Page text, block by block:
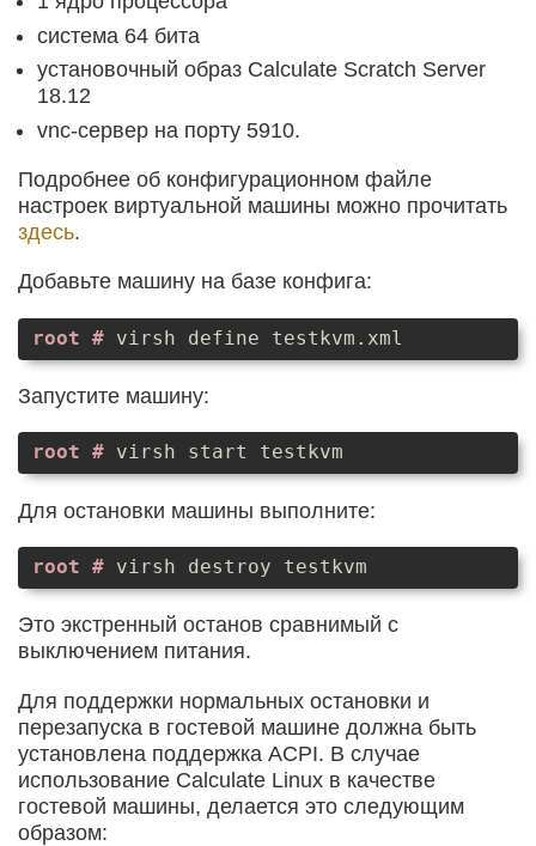
система 64 бита
установочный образ Calculate Scratch Server
18.12
vnc-сервер на порту 5910.
Подробнее об конфигурационном файле
настроек виртуальной машины можно прочитать
здесь.
Добавьте машину на базе конфига:
virsh define testkvm.xml
Запустите машину:
virsh start testkvm
Для остановки машины выполните:
virsh destroy testkvm
Это экстренный останов сравнимый с
выключением питания.
Для поддержки нормальных остановки и
перезапуска в гостевой машине должна быть
установлена поддержка ACPI. В случае
использование Calculate Linux в качестве
гостевой машины, делается это следующим
образом: